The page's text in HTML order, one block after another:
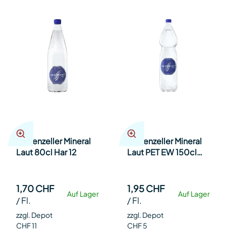
Appenzeller Mineral
Laut 80cl Har 12
Auf Lager
1,70 CHF
/Fl.
zzgl. Depot
CHF 11
Appenzeller Mineral
Laut PET EW 150cl
Auf Lager
1,95 CHF
/Fl.
zzgl. Depot
CHF 5